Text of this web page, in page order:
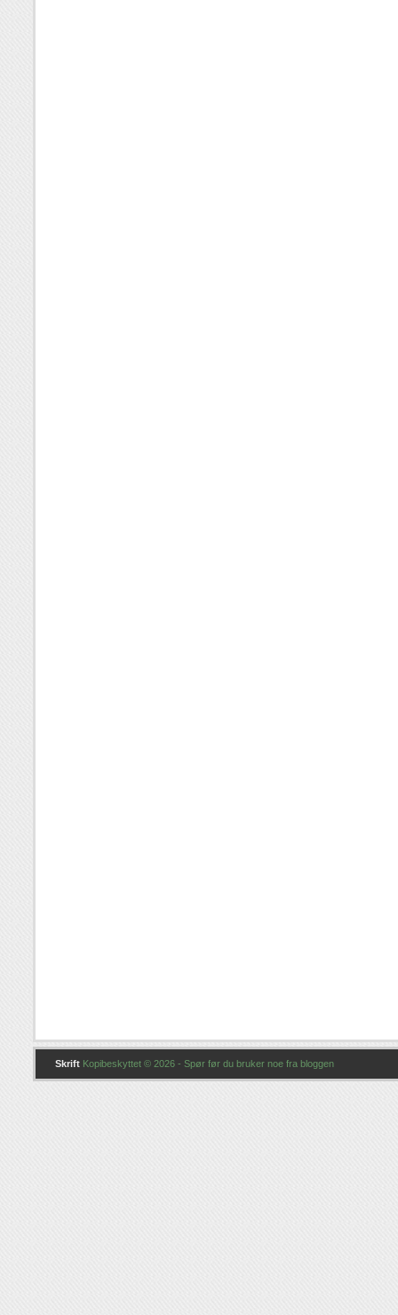
Skrift Kopibeskyttet © 2026 - Spør før du bruker noe fra bloggen